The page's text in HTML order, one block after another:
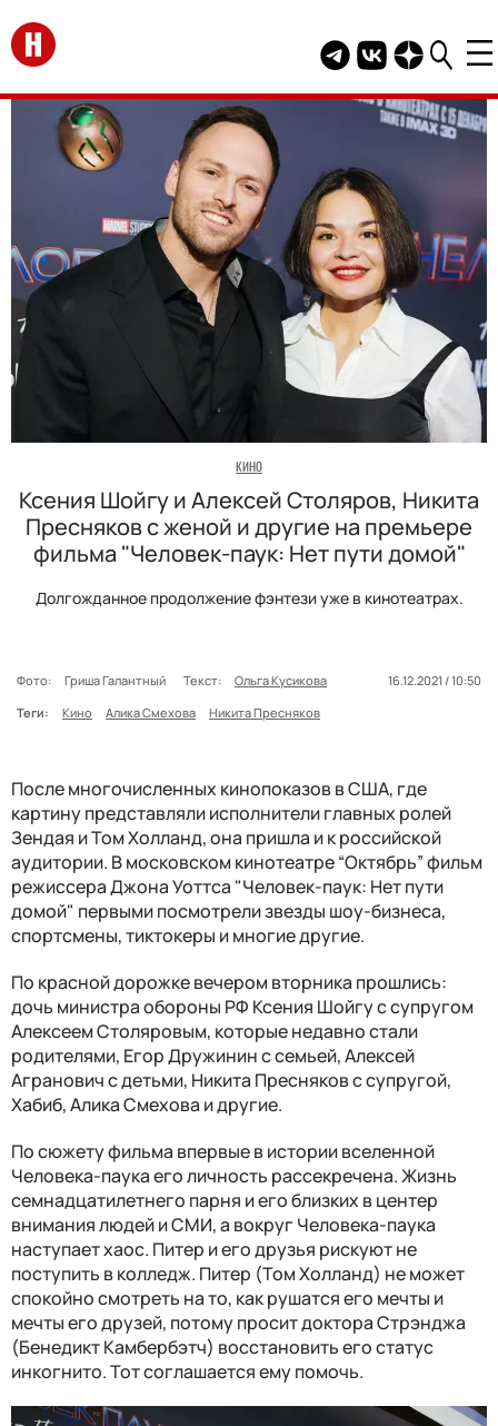
Перейти на главную
Telegram канал
Группа HELLO
Канал
КИНО
Ксения Шойгу и Алексей Столяров, Никита
Пресняков с женой и другие на премьере
фильма "Человек-паук: Нет пути домой"
Долгожданное продолжение фэнтези уже в кинотеатрах.
Фото: Гриша Галантный Текст: Ольга Кусикова
16.12.2021 / 10:50
Теги:
Кино Алика Смехова Никита Пресняков
После многочисленных кинопоказов в США, где
картину представляли исполнители главных ролей
Зендая и Том Холланд, она пришла и к российской
аудитории. В московском кинотеатре “Октябрь” фильм
режиссера Джона Уоттса "Человек-паук: Нет пути
домой" первыми посмотрели звезды шоу-бизнеса,
спортсмены, тиктокеры и многие другие.
По красной дорожке вечером вторника прошлись:
дочь министра обороны РФ Ксения Шойгу с супругом
Алексеем Столяровым, которые недавно стали
родителями, Егор Дружинин с семьей, Алексей
Агранович с детьми, Никита Пресняков с супругой,
Хабиб, Алика Смехова и другие.
По сюжету фильма впервые в истории вселенной
Человека-паука его личность рассекречена. Жизнь
семнадцатилетнего парня и его близких в центер
внимания людей и СМИ, а вокруг Человека-паука
наступает хаос. Питер и его друзья рискуют не
поступить в колледж. Питер (Том Холланд) не может
спокойно смотреть на то, как рушатся его мечты и
мечты его друзей, потому просит доктора Стрэнджа
(Бенедикт Камбербэтч) восстановить его статус
инкогнито. Тот соглашается ему помочь.